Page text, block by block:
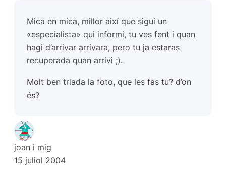
Mica en mica, millor així que sigui un
«especialista» qui informi, tu ves fent i quan
hagi d’arrivar arrivara, pero tu ja estaras
recuperada quan arrivi ;).
Molt ben triada la foto, que les fas tu? d’on
és?
joan i mig
15 juliol 2004